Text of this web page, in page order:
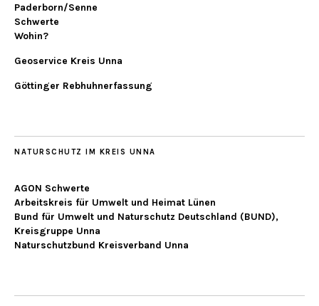
Paderborn/Senne
Schwerte
Wohin?
Geoservice Kreis Unna
Göttinger Rebhuhnerfassung
NATURSCHUTZ IM KREIS UNNA
AGON Schwerte
Arbeitskreis für Umwelt und Heimat Lünen
Bund für Umwelt und Naturschutz Deutschland (BUND),
Kreisgruppe Unna
Naturschutzbund Kreisverband Unna